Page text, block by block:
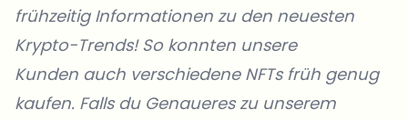
frühzeitig Informationen zu den neuesten
Krypto-Trends! So konnten unsere
Kunden auch verschiedene NFTs früh genug
kaufen. Falls du Genaueres zu unserem